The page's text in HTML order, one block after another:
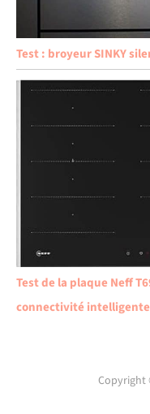
Test : broyeur SINKY
Test de la plaque Neff
connectivité intelligente
Copyright